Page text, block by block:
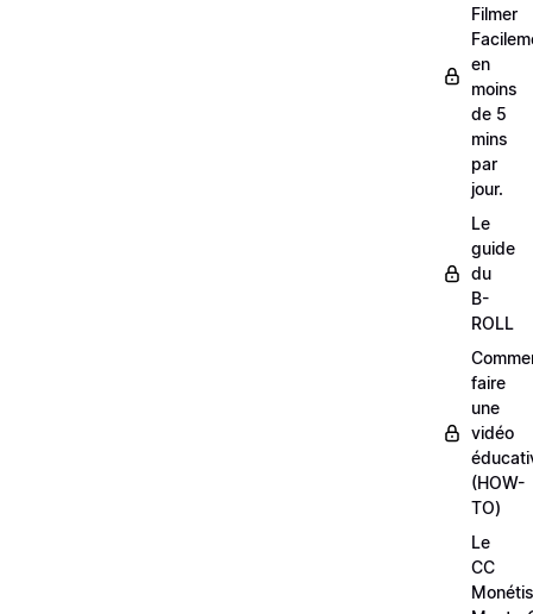
Filmer
en
moins
de 5
mins
par
jour.
Le
guide
du
B-
ROLL
faire
une
vidéo
(HOW-
TO)
Le
CC